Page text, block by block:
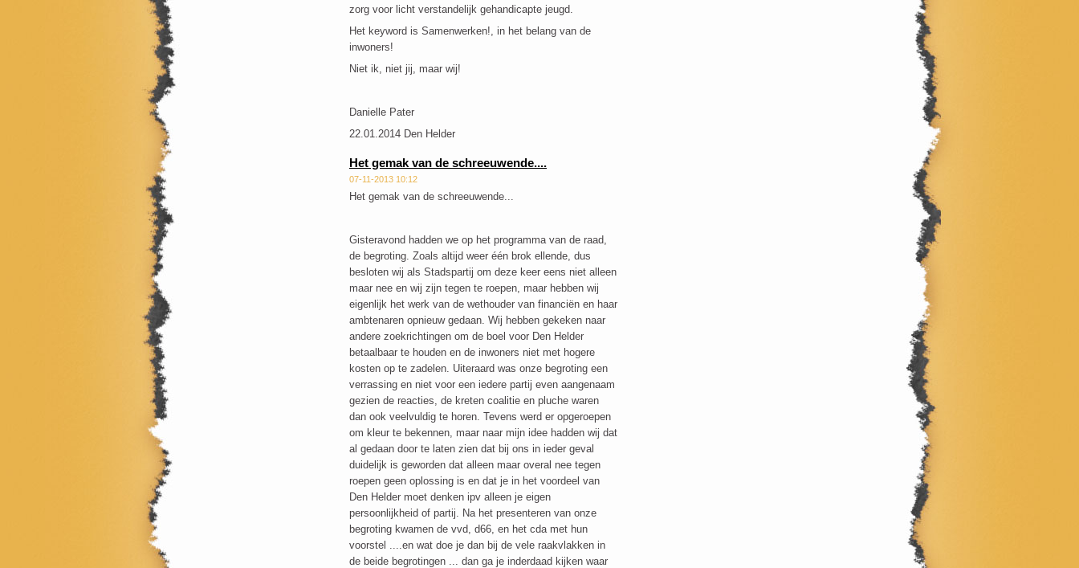
zorg voor licht verstandelijk gehandicapte jeugd.
Het keyword is Samenwerken!, in het belang van de
inwoners!
Niet ik, niet jij, maar wij!
Danielle Pater
22.01.2014 Den Helder
Het gemak van de schreeuwende....
07-11-2013 10:12
Het gemak van de schreeuwende...
Gisteravond hadden we op het programma van de raad,
de begroting. Zoals altijd weer één brok ellende, dus
besloten wij als Stadspartij om deze keer eens niet alleen
maar nee en wij zijn tegen te roepen, maar hebben wij
eigenlijk het werk van de wethouder van financiën en haar
ambtenaren opnieuw gedaan. Wij hebben gekeken naar
andere zoekrichtingen om de boel voor Den Helder
betaalbaar te houden en de inwoners niet met hogere
kosten op te zadelen. Uiteraard was onze begroting een
verrassing en niet voor een iedere partij even aangenaam
gezien de reacties, de kreten coalitie en pluche waren
dan ook veelvuldig te horen. Tevens werd er opgeroepen
om kleur te bekennen, maar naar mijn idee hadden wij dat
al gedaan door te laten zien dat bij ons in ieder geval
duidelijk is geworden dat alleen maar overal nee tegen
roepen geen oplossing is en dat je in het voordeel van
Den Helder moet denken ipv alleen je eigen
persoonlijkheid of partij. Na het presenteren van onze
begroting kwamen de vvd, d66, en het cda met hun
voorstel ....en wat doe je dan bij de vele raakvlakken in
de beide begrotingen ... dan ga je inderdaad kijken waar